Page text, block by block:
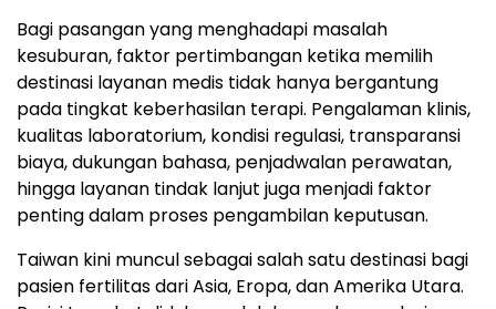
Bagi pasangan yang menghadapi masalah
kesuburan, faktor pertimbangan ketika memilih
destinasi layanan medis tidak hanya bergantung
pada tingkat keberhasilan terapi. Pengalaman klinis,
kualitas laboratorium, kondisi regulasi, transparansi
biaya, dukungan bahasa, penjadwalan perawatan,
hingga layanan tindak lanjut juga menjadi faktor
penting dalam proses pengambilan keputusan.
Taiwan kini muncul sebagai salah satu destinasi bagi
pasien fertilitas dari Asia, Eropa, dan Amerika Utara.